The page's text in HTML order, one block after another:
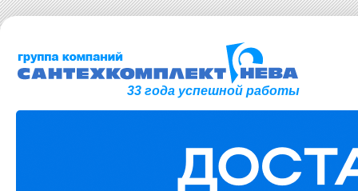
33 года успешной работы